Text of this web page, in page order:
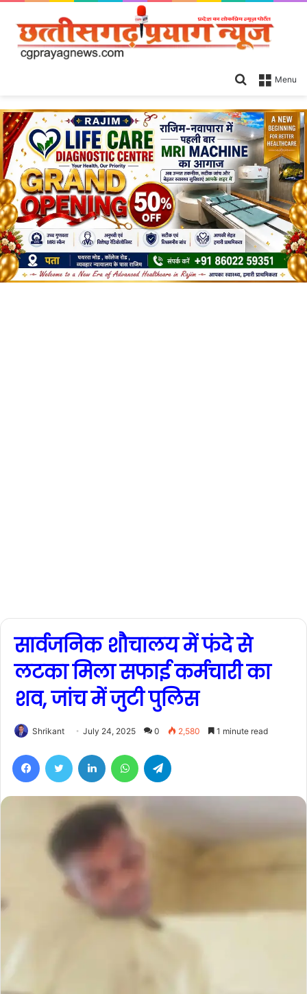
Menu
Search
सार्वजनिक शौचालय में फंदे से
लटका मिला सफाई कर्मचारी का
शव, जांच में जुटी पुलिस
Shrikant July 24, 2025 0 2,580 1 minute read